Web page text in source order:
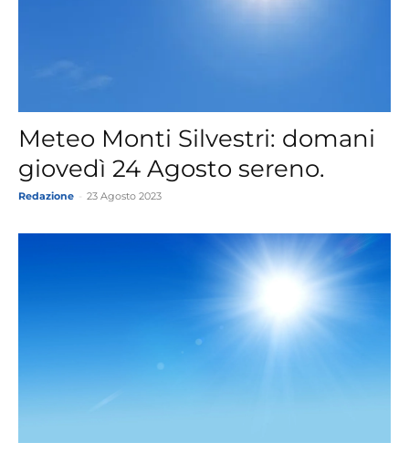
Meteo Monti Silvestri: domani
giovedì 24 Agosto sereno.
Redazione 23 Agosto 2023